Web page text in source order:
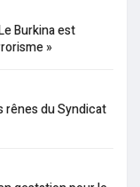
Burkina est
»
rênes du Syndicat